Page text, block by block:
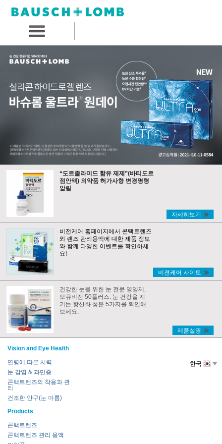
“도르졸라미드 함유 제제”(바티도르
점안액) 의약품 허가사항 변경명령
알림
자세히보기
비전케어 홈페이지에서 콘택트렌즈
와 렌즈 관리용액에 대한 제품 정보
와 함께 다양한 이벤트를 확인하세
요!
비젼케어 사이트
건강한 눈을 위한 눈 전문 영양제,
오큐비전 50플러스. 눈 건강을 지
키는 항산화 성분 5가지를 확인해
보세요.
제품설명
Vision and Eye Health
연령에 따른 시력
눈 감염 & 과민증
콘택트렌즈의 착용과 관
리
건조한 안구(눈 마름)
Products
콘택트렌즈
콘택트렌즈 관리 용액
한국